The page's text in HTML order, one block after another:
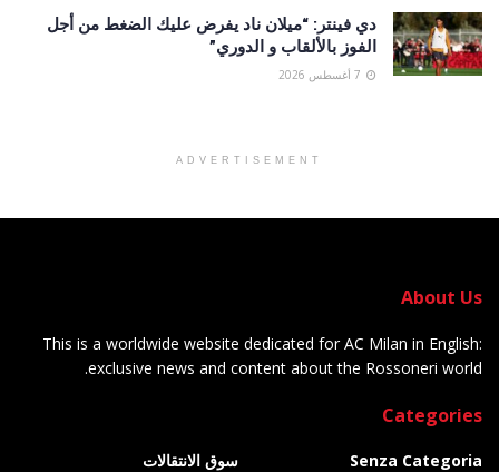
دي فينتر: “ميلان ناد يفرض عليك الضغط من أجل
الفوز بالألقاب و الدوري”
ADVERTISEMENT
About Us
This is a worldwide website dedicated for AC Milan in English:
exclusive news and content about the Rossoneri world.
Categories
Senza Categoria
سوق الانتقالات